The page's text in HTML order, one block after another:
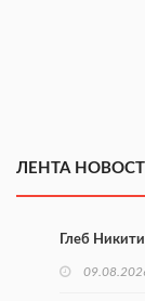
ЛЕНТА
Глеб